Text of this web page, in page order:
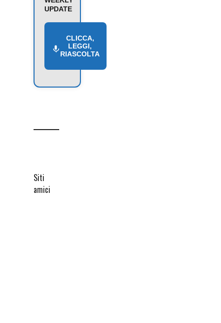
UPDATE
CLICCA,
LEGGI,
RIASCOLTA
Siti
amici